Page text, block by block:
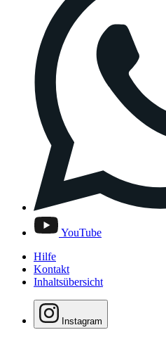
YouTube
Hilfe
Kontakt
Inhaltsübersicht
Instagram